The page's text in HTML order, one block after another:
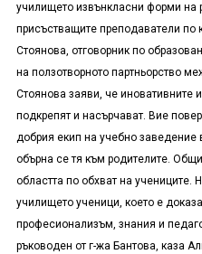
училището извънкласни форми на
присъстващите преподаватели по
Стоянова, отговорник по
на ползотворното партньорство
Стоянова заяви, че иновативните
подкрепят и насърчават. Вие
добрия екип на учебно
обърна се тя към родителите.
областта по обхват на
училището ученици, което е
професионализъм, знания и
ръководен от г-жа Бантова, каза